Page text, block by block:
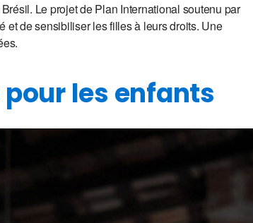
Le projet de Plan International soutenu par
et de sensibiliser les filles à leurs droits. Une
pour les enfants